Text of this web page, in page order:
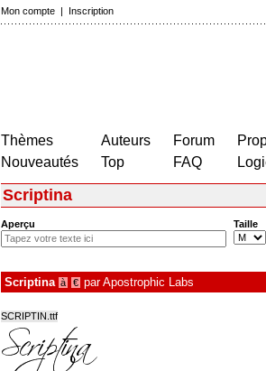
Mon compte | Inscription
Thèmes
Nouveautés
Auteurs
Top
Forum
FAQ
Scriptina
Aperçu Taille
Scriptina à € parApostrophic Labs
SCRIPTIN.ttf